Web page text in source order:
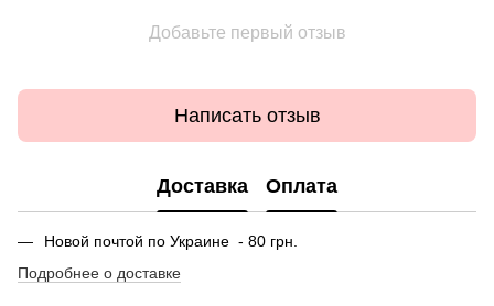
Добавьте первый отзыв
Написать отзыв
Доставка Оплата
Новой почтой по Украине - 80 грн.
Подробнее о доставке